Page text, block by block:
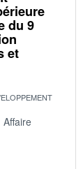
du 9
et
Affaire